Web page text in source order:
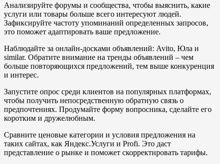
Анализируйте форумы и сообщества, чтобы выяснить, какие
услуги или товары больше всего интересуют людей.
Зафиксируйте частоту упоминаний определенных запросов,
это поможет адаптировать ваше предложение.
Наблюдайте за онлайн-досками объявлений: Avito, Юла и
similar. Обратите внимание на тренды объявлений – чем
больше повторяющихся предложений, тем выше конкуренция
и интерес.
Запустите опрос среди клиентов на популярных платформах,
чтобы получить непосредственную обратную связь о
предпочтениях. Продумайте форму вопросника, сделайте его
коротким и дружелюбным.
Сравните ценовые категории и условия предложения на
таких сайтах, как Яндекс.Услуги и Profi. Это даст
представление о рынке и поможет скорректировать тарифы.